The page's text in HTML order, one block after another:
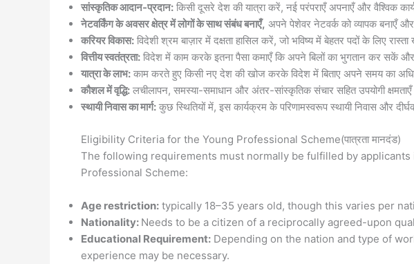
सांस्कृतिकआदान-प्रदान: किसी दूसरे देश की यात्रा करें, नई परंपराएँ अपनाएँ और वैश्विक
नेटवर्किंगकेअवसरक्षेत्रमेंलोगोंकेसाथसंबंधबनाएँ, अपने पेशेवर नेटवर्क को व्यापक बनाएँ और
करियरविकास: विदेशी श्रम बाज़ार में दक्षता हासिल करें, जो भविष्य में बेहतर पदों के लिए
वित्तीयस्वतंत्रता: विदेश में काम करके इतना पैसा कमाएँ कि अपने बिलों का भुगतान कर सकें
यात्राकेलाभ: काम करते हुए किसी नए देश की खोज करके विदेश में बिताए अपने समय का
कौशलमेंवृद्धि: लचीलापन, समस्या-समाधान और अंतर-सांस्कृतिक संचार सहित उपयोगी क्षमताएँ
स्थायीनिवासकामार्ग: कुछ स्थितियों में, इस कार्यक्रम के परिणामस्वरूप स्थायी निवास और
Eligibility Criteria for the Young Professional Scheme(पात्रता मानदंड)
The following requirements must normally be fulfilled by
Professional Scheme:
Age restriction: typically 18–35 years old, though this varies per
Nationality: Needs to be a citizen of a reciprocally agreed-upon
Educational Requirement: Depending on the nation and type of
experience may be necessary.